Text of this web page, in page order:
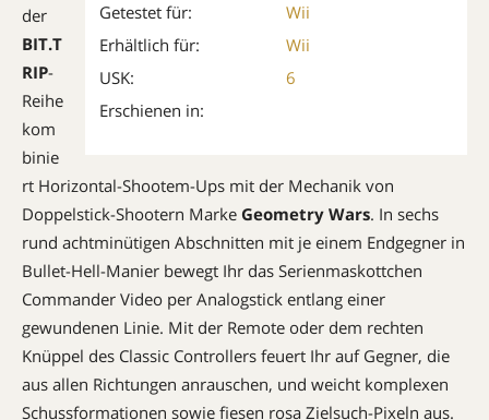
Getestet für:
Wii
Erhältlich für:
Wii
USK:
6
Erschienen in:
der
BIT.T
RIP-
Reihe
kom
binie
rt Horizontal-Shootem-Ups mit der Mechanik von
Doppelstick-Shootern Marke Geometry Wars. In sechs
rund achtminütigen Abschnitten mit je einem Endgegner in
Bullet-Hell-Manier bewegt Ihr das Serienmaskottchen
Commander Video per Analogstick entlang einer
gewundenen Linie. Mit der Remote oder dem rechten
Knüppel des Classic Controllers feuert Ihr auf Gegner, die
aus allen Richtungen anrauschen, und weicht komplexen
Schussformationen sowie fiesen rosa Zielsuch-Pixeln aus.